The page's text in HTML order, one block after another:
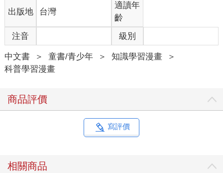
出版地 台灣
適讀年
齡
注音
級別
中文書 ＞ 童書/青少年 ＞ 知識學習漫畫
＞
科普學習漫畫
商品評價
寫評價
相關商品